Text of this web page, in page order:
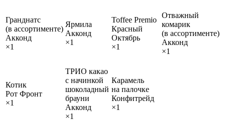
Гранднатс
(в ассортименте)
Акконд
×1
Ярмила
Акконд
×1
Toffee Premio
Красный
Октябрь
×1
Отважный
комарик
(в ассортименте)
Акконд
×1
Котик
Рот Фронт
×1
ТРИО какао
с начинкой
шоколадный
брауни
Акконд
×1
Карамель
на палочке
Конфитрейд
×1